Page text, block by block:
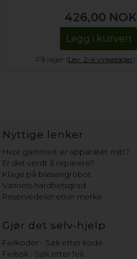
426,00 NOK
Legg i kurven
På lager (Lev. 2-4 virkedager).
Nyttige lenker
Hvor gammelt er apparatet mitt?
Er det verdt å reparere?
Klage på bassengrobot
Vannets hardhetsgrad
Reservedeler etter merke
Gjør det selv-hjelp
Feilkoder - Søk etter kode
Feilsøk - Søk etter feil